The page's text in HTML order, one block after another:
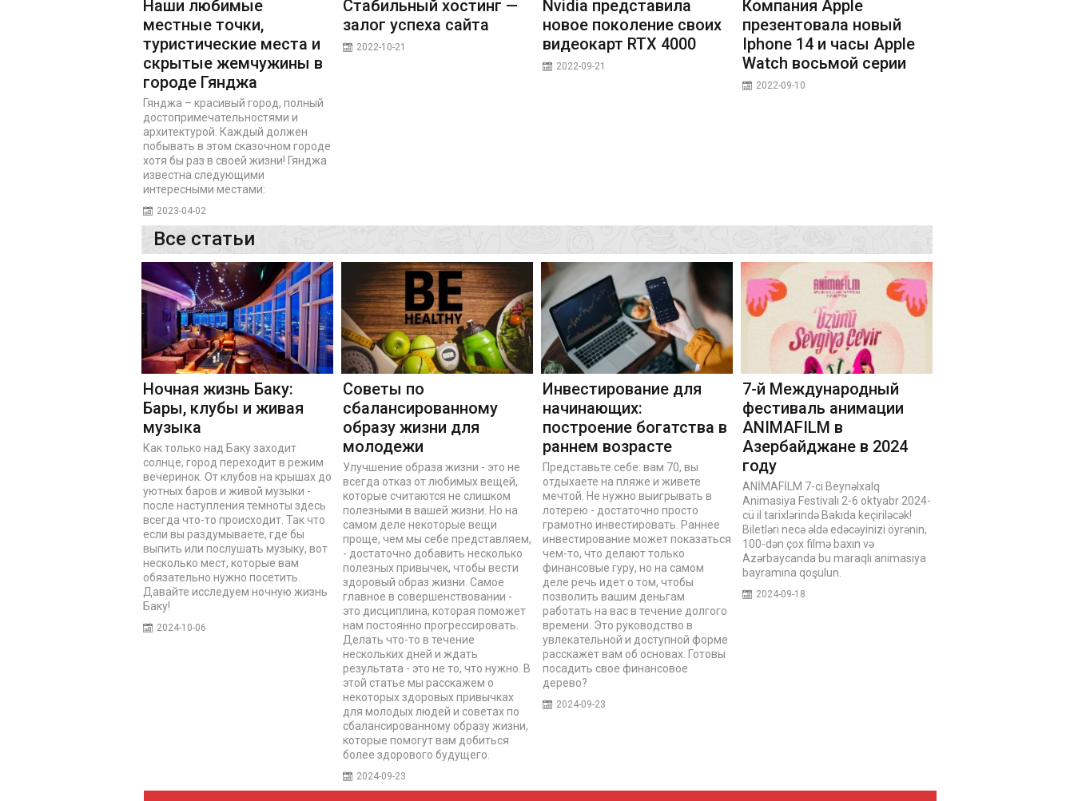
Наши любимые
местные точки,
туристические места и
скрытые жемчужины в
городе Гянджа
Гянджа – красивый город, полный
достопримечательностями и
архитектурой. Каждый должен
побывать в этом сказочном городе
хотя бы раз в своей жизни! Гянджа
известна следующими
интересными местами:
2023-04-02
Стабильный хостинг —
залог успеха сайта
2022-10-21
Nvidia представила
новое поколение своих
видеокарт RTX 4000
2022-09-21
Компания Apple
презентовала новый
Iphone 14 и часы Apple
Watch восьмой серии
2022-09-10
Все статьи
Ночная жизнь Баку:
Бары, клубы и живая
музыка
Как только над Баку заходит
солнце, город переходит в режим
вечеринок. От клубов на крышах до
уютных баров и живой музыки -
после наступления темноты здесь
всегда что-то происходит. Так что
если вы раздумываете, где бы
выпить или послушать музыку, вот
несколько мест, которые вам
обязательно нужно посетить.
Давайте исследуем ночную жизнь
Баку!
2024-10-06
Советы по
сбалансированному
образу жизни для
молодежи
Улучшение образа жизни - это не
всегда отказ от любимых вещей,
которые считаются не слишком
полезными в вашей жизни. Но на
самом деле некоторые вещи
проще, чем мы себе представляем,
- достаточно добавить несколько
полезных привычек, чтобы вести
здоровый образ жизни. Самое
главное в совершенствовании -
это дисциплина, которая поможет
нам постоянно прогрессировать.
Делать что-то в течение
нескольких дней и ждать
результата - это не то, что нужно. В
этой статье мы расскажем о
некоторых здоровых привычках
для молодых людей и советах по
сбалансированному образу жизни,
которые помогут вам добиться
более здорового будущего.
2024-09-23
Инвестирование для
начинающих:
построение богатства в
раннем возрасте
Представьте себе: вам 70, вы
отдыхаете на пляже и живете
мечтой. Не нужно выигрывать в
лотерею - достаточно просто
грамотно инвестировать. Раннее
инвестирование может показаться
чем-то, что делают только
финансовые гуру, но на самом
деле речь идет о том, чтобы
позволить вашим деньгам
работать на вас в течение долгого
времени. Это руководство в
увлекательной и доступной форме
расскажет вам об основах. Готовы
посадить свое финансовое
дерево?
2024-09-23
7-й Международный
фестиваль анимации
ANIMAFILM в
Азербайджане в 2024
году
ANİMAFİLM 7-ci Beynəlxalq
Animasiya Festivalı 2-6 oktyabr 2024-
cü il tarixlərində Bakıda keçiriləcək!
Biletləri necə əldə edəcəyinizi öyrənin,
100-dən çox filmə baxın və
Azərbaycanda bu maraqlı animasiya
bayramına qoşulun.
2024-09-18